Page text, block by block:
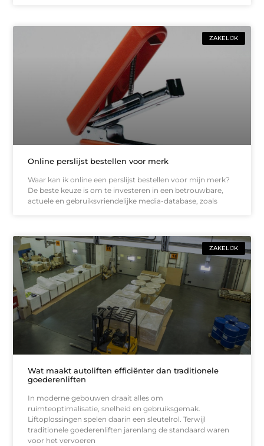
ZAKELIJK
Online perslijst bestellen voor merk
Waar kan ik online een perslijst bestellen voor mijn merk?
De beste keuze is om te investeren in een betrouwbare,
actuele en gebruiksvriendelijke media-database, zoals
ZAKELIJK
Wat maakt autoliften efficiënter dan traditionele
goederenliften
In moderne gebouwen draait alles om
ruimteoptimalisatie, snelheid en gebruiksgemak.
Liftoplossingen spelen daarin een sleutelrol. Terwijl
traditionele goederenliften jarenlang de standaard waren
voor het vervoeren